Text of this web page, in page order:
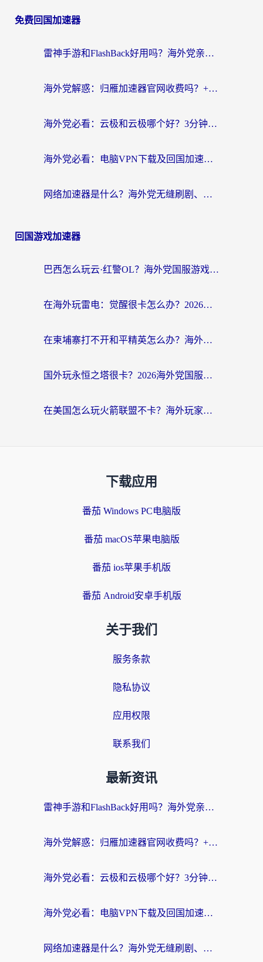
免费回国加速器
雷神手游和FlashBack好用吗？海外党亲测指南，避开破解版坑轻松访问国内资源
海外党解惑：归雁加速器官网收费吗？+3个回国加速问题的真实答案
海外党必看：云极和云极哪个好？3分钟选对回国加速器，无缝访问国内资源
海外党必看：电脑VPN下载及回国加速器选择指南——无缝访问国内资源不再难
网络加速器是什么？海外党无缝刷剧、看NBA的实用指南
回国游戏加速器
巴西怎么玩云·红警OL？海外党国服游戏加速终极攻略（附非洲逆水寒&天下山海低延迟技巧）
在海外玩雷电：觉醒很卡怎么办？2026终极指南帮你告别延迟与卡顿
在柬埔寨打不开和平精英怎么办？海外党必看的国服游戏加速终极指南
国外玩永恒之塔很卡？2026海外党国服游戏加速器终极指南（附街头篮球坦克世界实测）
在美国怎么玩火箭联盟不卡？海外玩家国服游戏加速终极指南（附明日方舟美版王者荣耀优化技巧）
下载应用
番茄 Windows PC电脑版
番茄 macOS苹果电脑版
番茄 ios苹果手机版
番茄 Android安卓手机版
关于我们
服务条款
隐私协议
应用权限
联系我们
最新资讯
雷神手游和FlashBack好用吗？海外党亲测指南，避开破解版坑轻松访问国内资源
海外党解惑：归雁加速器官网收费吗？+3个回国加速问题的真实答案
海外党必看：云极和云极哪个好？3分钟选对回国加速器，无缝访问国内资源
海外党必看：电脑VPN下载及回国加速器选择指南——无缝访问国内资源不再难
网络加速器是什么？海外党无缝刷剧、看NBA的实用指南